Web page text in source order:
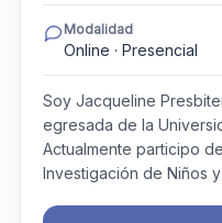
Modalidad
Online · Presencial
Soy Jacqueline
egresada de la
Actualmente participo
Investigación de Niños